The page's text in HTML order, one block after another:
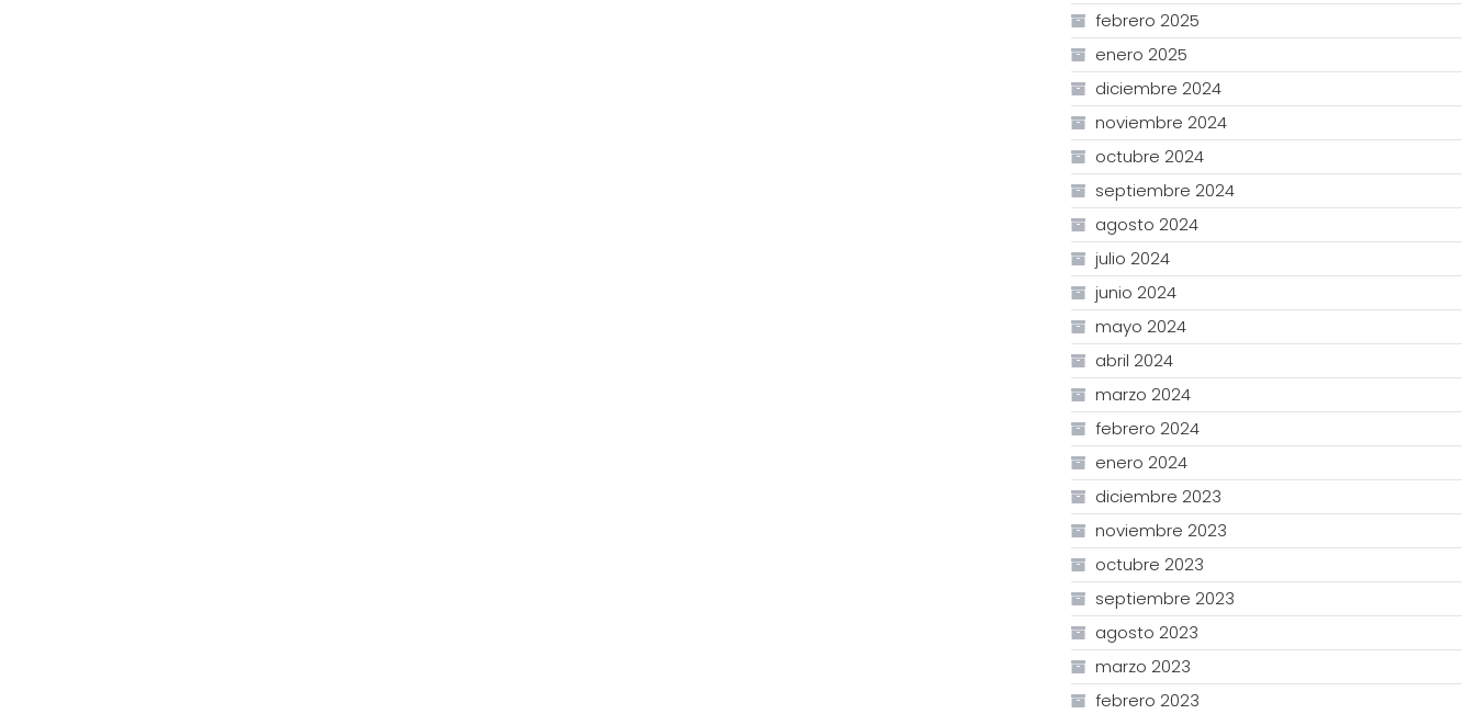
febrero 2025
enero 2025
diciembre 2024
noviembre 2024
octubre 2024
septiembre 2024
agosto 2024
julio 2024
junio 2024
mayo 2024
abril 2024
marzo 2024
febrero 2024
enero 2024
diciembre 2023
noviembre 2023
octubre 2023
septiembre 2023
agosto 2023
marzo 2023
febrero 2023